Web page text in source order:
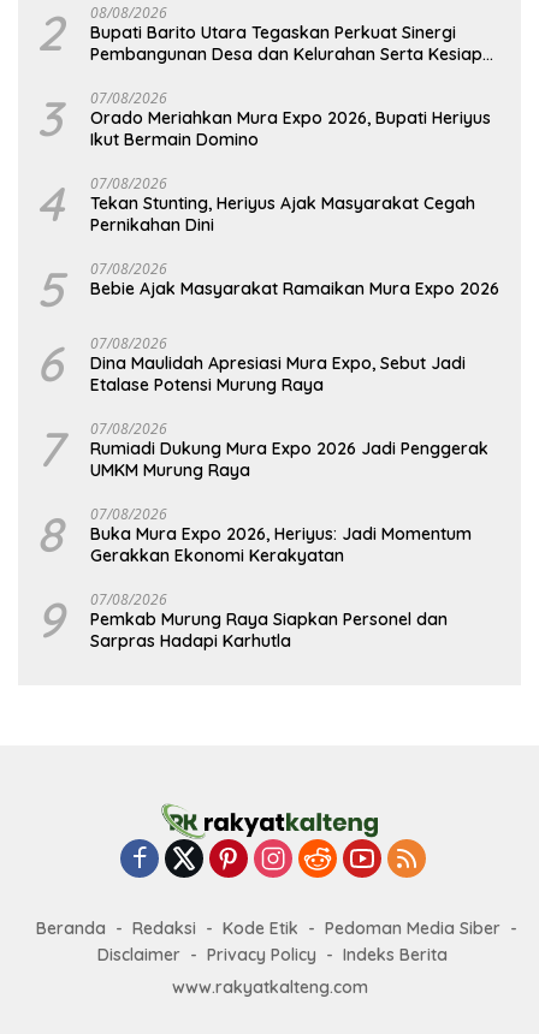
2 08/08/2026
Bupati Barito Utara Tegaskan Perkuat Sinergi
Pembangunan Desa dan Kelurahan Serta Kesiapan
3 07/08/2026
Orado Meriahkan Mura Expo 2026, Bupati Heriyus
Ikut Bermain Domino
4 07/08/2026
Tekan Stunting, Heriyus Ajak Masyarakat Cegah
Pernikahan Dini
5 07/08/2026
Bebie Ajak Masyarakat Ramaikan Mura Expo 2026
6 07/08/2026
Dina Maulidah Apresiasi Mura Expo, Sebut Jadi
Etalase Potensi Murung Raya
7 07/08/2026
Rumiadi Dukung Mura Expo 2026 Jadi Penggerak
UMKM Murung Raya
8 07/08/2026
Buka Mura Expo 2026, Heriyus: Jadi Momentum
Gerakkan Ekonomi Kerakyatan
9 07/08/2026
Pemkab Murung Raya Siapkan Personel dan
Sarpras Hadapi Karhutla
Beranda Redaksi Kode Etik
Pedoman Media Siber
Disclaimer
Privacy Policy
Indeks Berita
www.rakyatkalteng.com